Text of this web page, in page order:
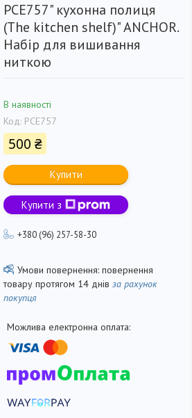
PCE757" кухонна полиця
(The kitchen shelf)" ANCHOR.
Набір для вишивання
ниткою
В наявності
Код: PCE757
500 ₴
Купити
Купити з
+380 (96) 257-58-30
повернення
товару протягом 14 днів за рахунок
покупця